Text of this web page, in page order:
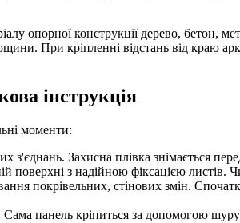
опорної конструкції дерево, бетон,
При кріпленні відстань від краю
інструкція
моменти:
з'єднань. Захисна плівка знімається
поверхні з надійною фіксацією листів.
покрівельних, стінових змін.
панель кріпиться за допомогою